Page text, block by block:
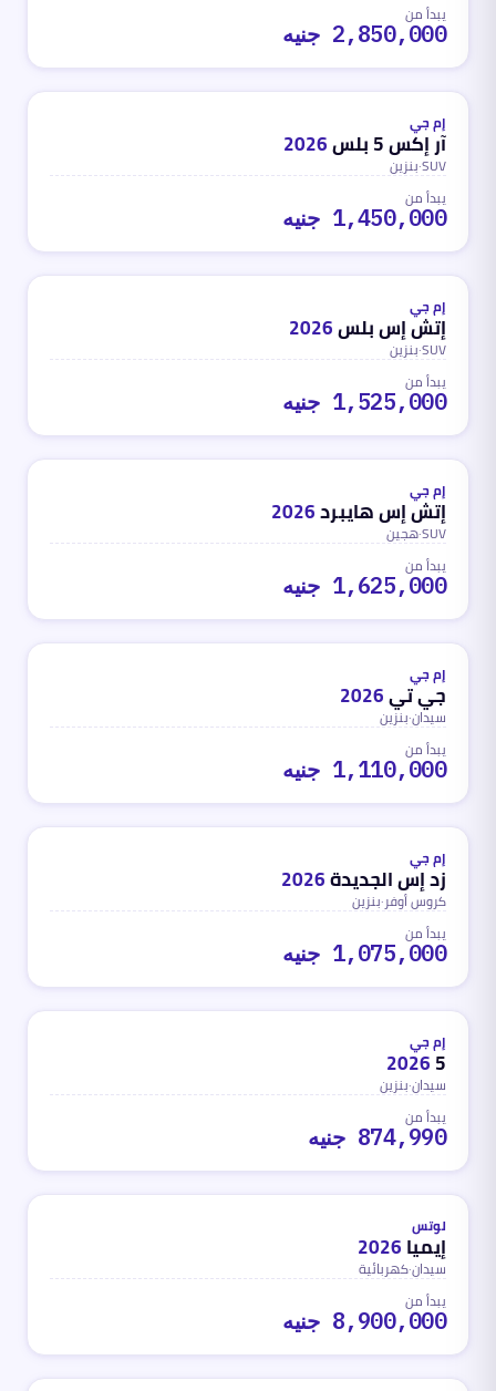
يبدأ من
2,850,000 جنيه
محدث منذ شهر واحد تقريباً
بنزين
إم جي
آر إكس 5 بلس 2026
SUV
·بنزين
يبدأ من
1,450,000 جنيه
محدث منذ شهر واحد تقريباً
بنزين
إم جي
إتش إس بلس2026
SUV
·بنزين
يبدأ من
1,525,000 جنيه
محدث منذ شهر واحد تقريباً
هجين
إم جي
إتش إس هايبرد2026
SUV
·هجين
يبدأ من
1,625,000 جنيه
محدث منذ شهر واحد تقريباً
بنزين
إم جي
جي تي2026
سيدان·بنزين
يبدأ من
1,110,000 جنيه
محدث منذ شهر واحد تقريباً
بنزين
إم جي
زد إس الجديدة2026
كروس أوفر·بنزين
يبدأ من
1,075,000 جنيه
محدث منذ شهر واحد تقريباً
بنزين
إم جي
5
2026
سيدان·بنزين
يبدأ من
874,990 جنيه
محدثمنذ شهر واحد تقريباً
كهربائية
لوتس
إيميا2026
سيدان·كهربائية
يبدأ من
8,900,000 جنيه
كهربائية